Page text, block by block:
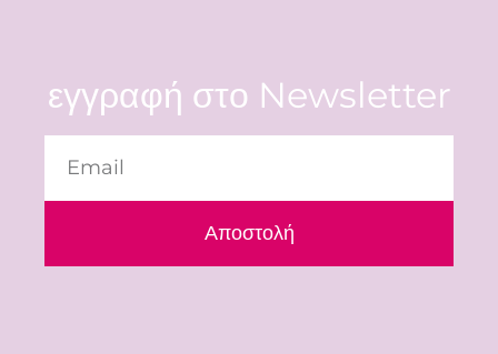
εγγραφή στο Newsletter
Αποστολή